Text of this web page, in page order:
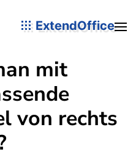
ExtendOffice
mit
von rechts